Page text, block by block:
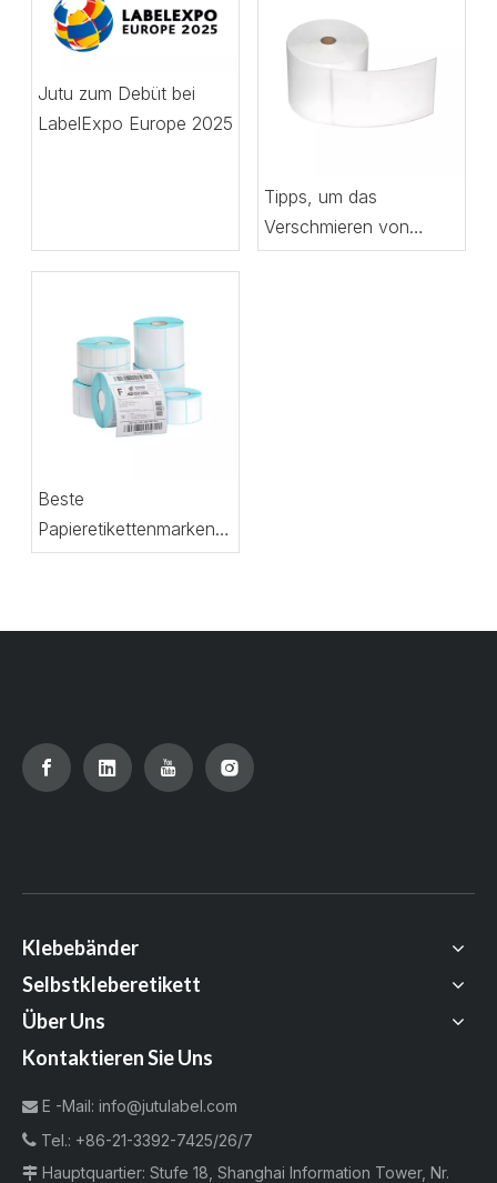
Jutu zum Debüt bei
LabelExpo Europe 2025
Tipps, um das
Verschmieren von
Papieretiketten zu
Beste
Papieretikettenmarken
für den Heimdruck
Klebebänder
Selbstkleberetikett
Über Uns
Kontaktieren Sie Uns
 E -Mail: info@jutulabel.com
 Tel.: +86-21-3392-7425/26/7
 Hauptquartier: Stufe 18, Shanghai Information Tower, Nr.